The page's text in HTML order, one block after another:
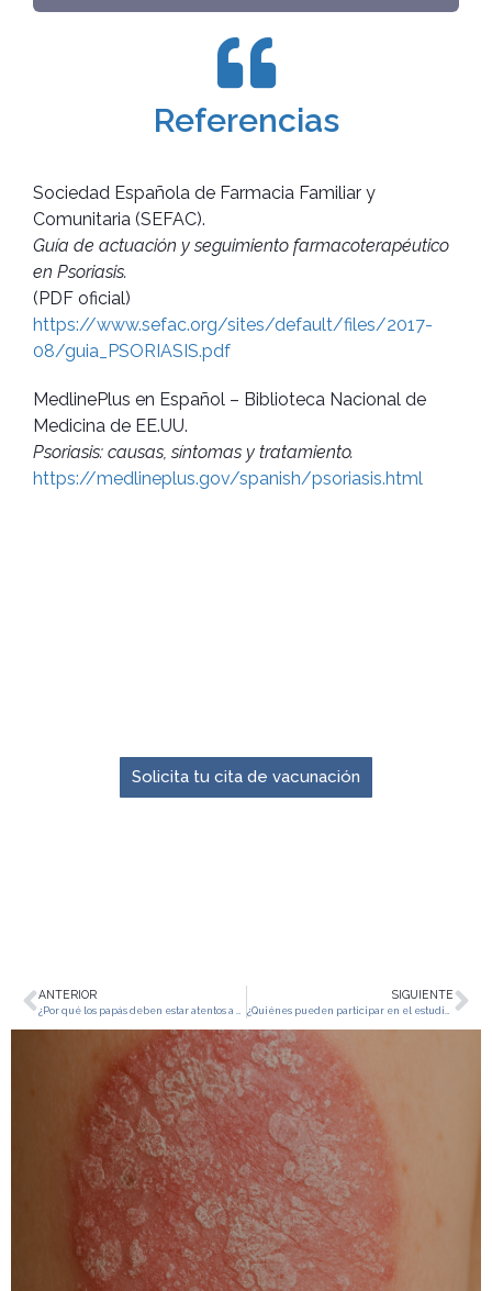
Referencias
Sociedad Española de Farmacia Familiar y
Comunitaria (SEFAC).
Guía de actuación y seguimiento farmacoterapéutico
en Psoriasis.
(PDF oficial)
https://www.sefac.org/sites/default/files/2017-
08/guia_PSORIASIS.pdf
MedlinePlus en Español – Biblioteca Nacional de
Medicina de EE.UU.
Psoriasis: causas, síntomas y tratamiento.
https://medlineplus.gov/spanish/psoriasis.html
Solicita tu cita de vacunación
ANTERIOR SIGUIENTE